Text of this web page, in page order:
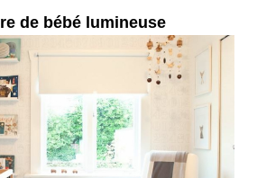
de bébé lumineuse